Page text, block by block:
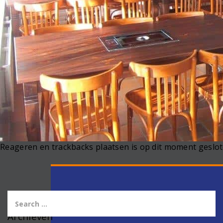
Reageren en trackbacks plaatsen is op dit moment
Archieven